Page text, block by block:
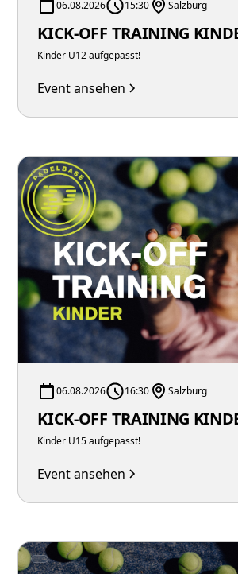
06.08.2026 15:30 Salzburg
KICK-OFF TRAINING
Kinder U12 aufgepasst!
Event ansehen
06.08.2026 16:30 Salzburg
KICK-OFF TRAINING
Kinder U15 aufgepasst!
Event ansehen